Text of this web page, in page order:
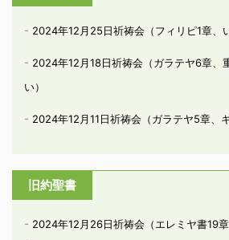
2024年12月25日祈祷会（フィリピ1章、
2024年12月18日祈祷会（ガラテヤ6章、
い）
2024年12月11日祈祷会（ガラテヤ5章、
旧約聖書
2024年12月26日祈祷会（エレミヤ書19